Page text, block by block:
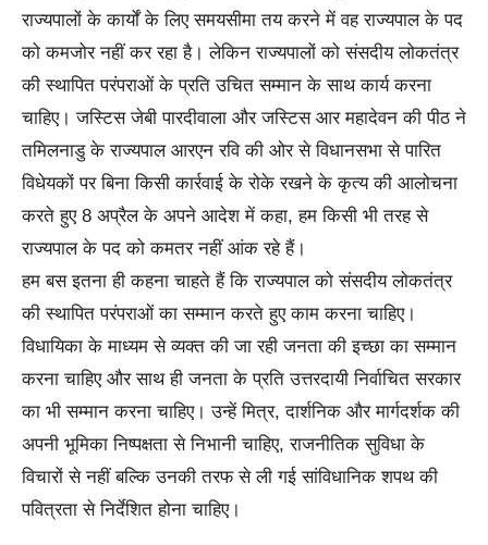
राज्यपालों के कार्यों के लिए समयसीमा तय करने में वह राज्यपाल के पद
को कमजोर नहीं कर रहा है। लेकिन राज्यपालों को संसदीय लोकतंत्र
की स्थापित परंपराओं के प्रति उचित सम्मान के साथ कार्य करना
चाहिए। जस्टिस जेबी पारदीवाला और जस्टिस आर महादेवन की पीठ ने
तमिलनाडु के राज्यपाल आरएन रवि की ओर से विधानसभा से पारित
विधेयकों पर बिना किसी कार्रवाई के रोके रखने के कृत्य की आलोचना
करते हुए 8 अप्रैल के अपने आदेश में कहा, हम किसी भी तरह से
राज्यपाल के पद को कमतर नहीं आंक रहे हैं।
हम बस इतना ही कहना चाहते हैं कि राज्यपाल को संसदीय लोकतंत्र
की स्थापित परंपराओं का सम्मान करते हुए काम करना चाहिए।
विधायिका के माध्यम से व्यक्त की जा रही जनता की इच्छा का सम्मान
करना चाहिए और साथ ही जनता के प्रति उत्तरदायी निर्वाचित सरकार
का भी सम्मान करना चाहिए। उन्हें मित्र, दार्शनिक और मार्गदर्शक की
अपनी भूमिका निष्पक्षता से निभानी चाहिए, राजनीतिक सुविधा के
विचारों से नहीं बल्कि उनकी तरफ से ली गई सांविधानिक शपथ की
पवित्रता से निर्देशित होना चाहिए।